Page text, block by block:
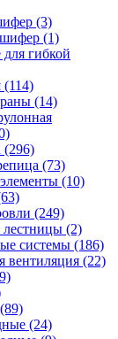
(3)
(1)
гибкой
(114)
(14)
(296)
(73)
(10)
(249)
лестницы (2)
системы (186)
вентиляция (22)
(24)